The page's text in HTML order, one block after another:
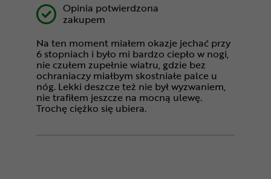
Opinia potwierdzona
zakupem
Na ten moment miałem okazje jechać przy
6 stopniach i było mi bardzo ciepło w nogi,
nie czułem zupełnie wiatru, gdzie bez
ochraniaczy miałbym skostniałe palce u
nóg. Lekki deszcze też nie był wyzwaniem,
nie trafiłem jeszcze na mocną ulewę.
Trochę ciężko się ubiera.